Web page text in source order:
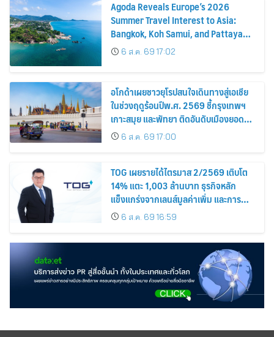
Agoda Reveals Europe’s 2026
Summer Travel Interest to Asia:
Bangkok, Koh Samui, and Pattaya
Among the Top Cities
6 ส.ค. 69 17:02
อโกด้าเผยชาวยุโรปสนใจเดินทางสู่เอเชีย
ในช่วงฤดูร้อนปีพ.ศ. 2569 ชี้กรุงเทพฯ
เกาะสมุย และพัทยา ติดอันดับเมืองยอด
นิยม6 ส.ค. 69 17:00
TOG เผยรายได้ไตรมาส 2/2569 เติบโต
14% แตะ 1,003 ล้านบาท ธุรกิจหลัก
แข็งแกร่งจากเลนส์มูลค่าเพิ่ม และการ
ขยายตลาดต่างประเทศ พร้อมเดินหน้า
ลงทุนเพื่อการเติบโตระยะยาว
6 ส.ค. 69 16:59